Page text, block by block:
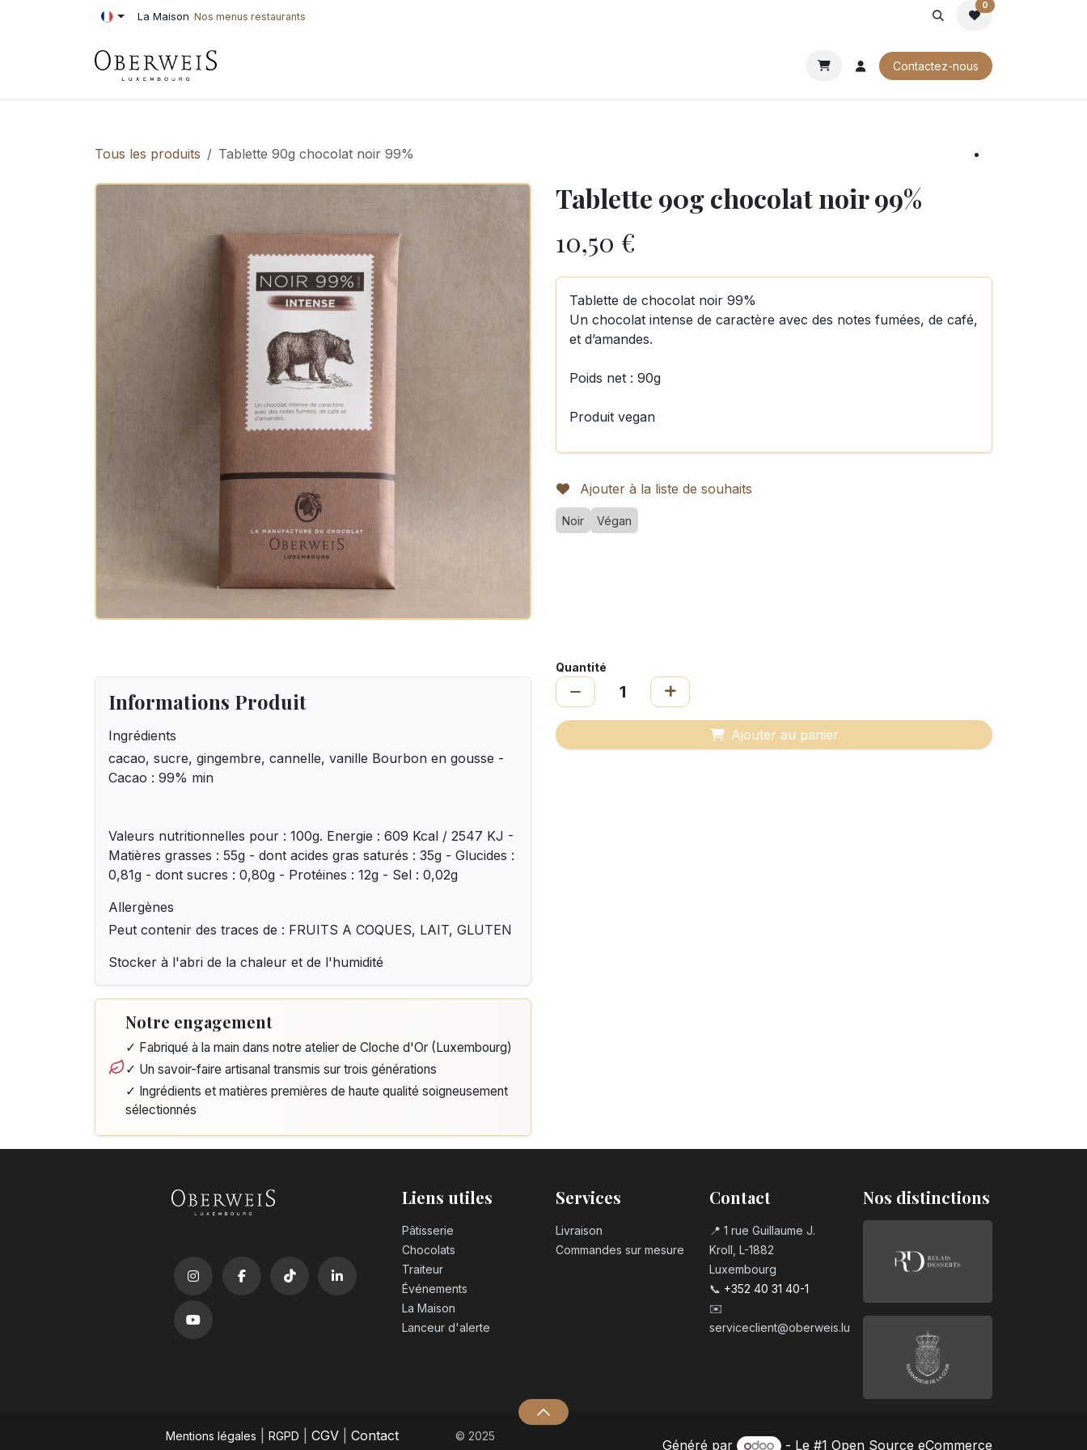
Se rendre au contenu La Maison Nos menus restaurants
0
Contactez-nous
Tous les produits Tablette 90g chocolat noir 99%
Tablette 90g chocolat noir 99%
10,50 €
Tablette de chocolat noir 99%
Un chocolat intense de caractère avec des notes fumées, de café,
et d’amandes.
Poids net : 90g
Produit vegan
Ajouter à la liste de souhaits
Noir Végan
Informations Produit
Ingrédients
cacao, sucre, gingembre, cannelle, vanille Bourbon en gousse -
Cacao : 99% min
Valeurs nutritionnelles pour : 100g. Energie : 609 Kcal / 2547 KJ -
Matières grasses : 55g - dont acides gras saturés : 35g - Glucides :
0,81g - dont sucres : 0,80g - Protéines : 12g - Sel : 0,02g
Allergènes
Peut contenir des traces de : FRUITS A COQUES, LAIT, GLUTEN
Stocker à l'abri de la chaleur et de l'humidité
Notre engagement
✓ Fabriqué à la main dans notre atelier de Cloche d'Or (Luxembourg)
✓ Un savoir-faire artisanal transmis sur trois générations
✓ Ingrédients et matières premières de haute qualité soigneusement
sélectionnés
Quantité
Ajouter au panier
Liens utiles
Pâtisserie
Chocolats
Traiteur
Événements
La Maison
Lanceur d'alerte
Services
Livraison
Commandes sur mesure
Contact
📍 1 rue Guillaume J.
Kroll, L-1882
Luxembourg
📞 +352 40 31 40-1
✉️
serviceclient@oberweis.lu
Nos distinctions
Mentions légales RGPD CGV Contact © 2025
Généré par - Le #1 Open Source eCommerce